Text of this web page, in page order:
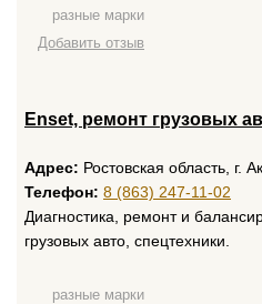
разные марки
Добавить отзыв
Enset, ремонт грузовых
Адрес: Ростовская область,
Телефон: 8 (863) 247-11-02
Диагностика, ремонт и
грузовых авто, спецтехники.
разные марки